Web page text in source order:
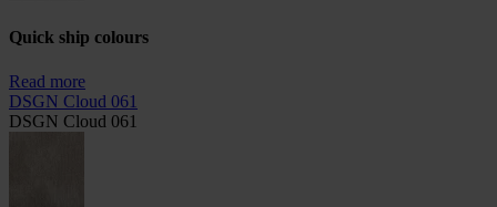
Quick ship colours
Read more
DSGN Cloud 061
DSGN Cloud 061